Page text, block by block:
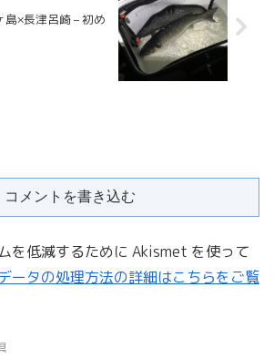
×長津呂崎 – 初め
コメントを書き込む
を低減するために Akismet を使って
ータの処理方法の詳細はこちらをご覧